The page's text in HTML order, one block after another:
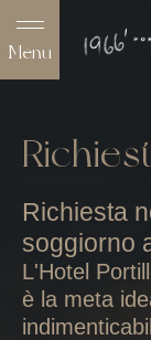
Menu
Richiesta
soggiorno
L'Hotel
è la meta